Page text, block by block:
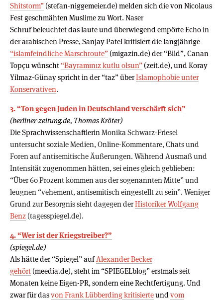
Shitstorm” (stefan-niggemeier.de) melden sich die von Nicolaus
Fest geschmähten Muslime zu Wort. Naser
Schruf beleuchtet das laute und überwiegend empörte Echo in
der arabischen Presse, Sanjay Patel kritisiert die langjährige
“islamfeindliche Marschroute” (migazin.de) der “Bild”, Canan
Topçu wünscht “Bayramınız kutlu olsun” (zeit.de), und Koray
Yilmaz-Günay spricht in der “taz” überIslamophobie unter
Konservativen.
3. “Ton gegen Juden in Deutschland verschärft sich”
(berliner-zeitung.de, Thomas Kröter)
Die Sprachwissenschaftlerin Monika Schwarz-Friesel
untersucht soziale Medien, Online-Kommentare, Chats und
Foren auf antisemitische Äußerungen. Während Ausmaß und
Intensität zugenommen hätten, sei eines gleich geblieben:
“Über 60 Prozent kommen aus der sogenannten Mitte” und
leugnen “vehement, antisemitisch eingestellt zu sein”. Weniger
Grund zur Besorgnis sieht dagegen derHistoriker Wolfgang
Benz (tagesspiegel.de).
4. “Wer ist der Kriegstreiber?”
(spiegel.de)
Als hätte der “Spiegel” aufAlexander Becker
gehört (meedia.de), steht im “SPIEGELblog” erstmals seit
Monaten keine Eigen-PR, sondern eine Rechtfertigung. Und
zwar für dasvon Frank Lübberding kritisierteund vom